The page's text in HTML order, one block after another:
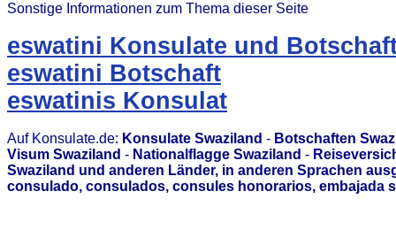
Sonstige Informationen zum Thema dieser Seite
eswatini Konsulate und
eswatini Botschaft
eswatinis Konsulat
Auf Konsulate.de: Konsulate Swaziland - Botschaften
Visum Swaziland - Nationalflagge Swaziland -
Swaziland und anderen Länder, in anderen Sprachen
consulado, consulados, consules honorarios, embajada